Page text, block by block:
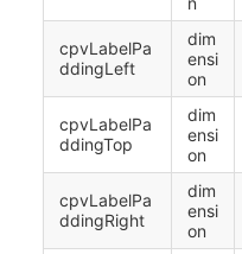
cpvLabelPa
ddingLeft
dim
ensi
on
cpvLabelPa
ddingTop
dim
ensi
on
cpvLabelPa
ddingRight
dim
ensi
on